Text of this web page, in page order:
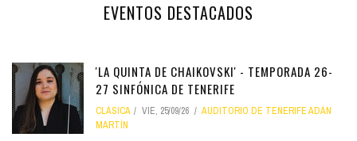
EVENTOS DESTACADOS
'LA QUINTA DE CHAIKOVSKI' - TEMPORADA 26-
27 SINFÓNICA DE TENERIFE
CLÁSICA VIE, 25/09/26
AUDITORIO DE TENERIFE ADÁN
MARTÍN